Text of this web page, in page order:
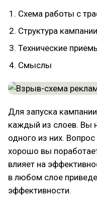
Схема работы с
Структура кампании
Технические
Смыслы
Для запуска
каждый из слоев. Вы
одного из них.
хорошо вы
влияет на
в любом слое
эффективности.